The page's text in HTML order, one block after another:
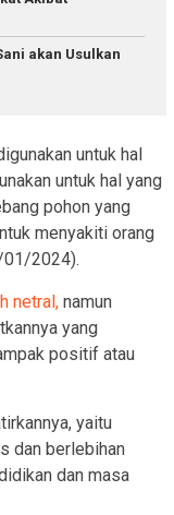
akan Usulkan
untuk hal
untuk hal yang
pohon yang
menyakiti orang
01/2024).
netral, namun
yang
positif atau
yaitu
dan berlebihan
dan masa